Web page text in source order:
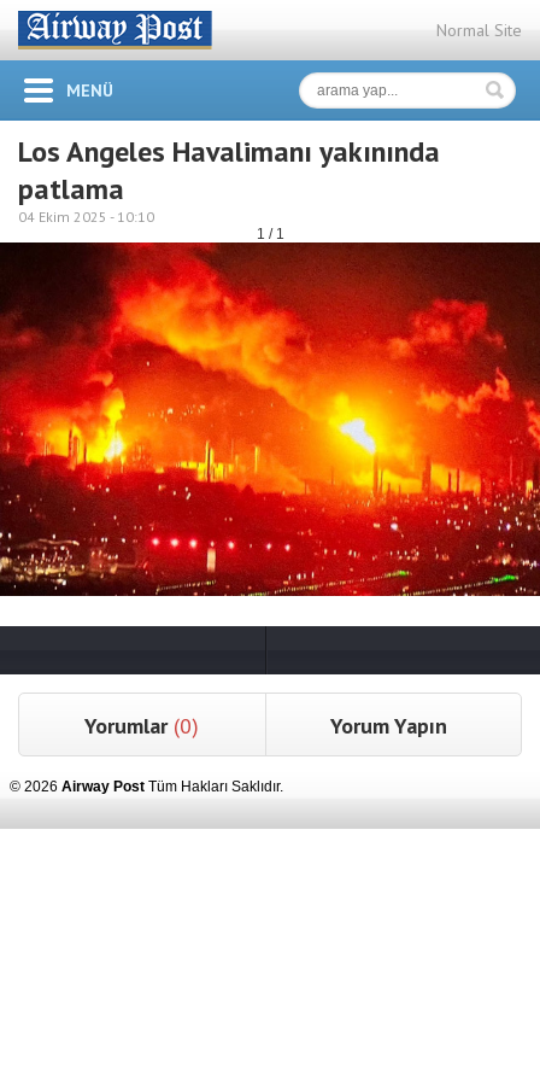
Normal Site
MENÜ
Los Angeles Havalimanı yakınında
patlama
04 Ekim 2025 - 10:10
1 / 1
Yorumlar (0) Yorum Yapın
© 2026 Airway Post Tüm Hakları Saklıdır.